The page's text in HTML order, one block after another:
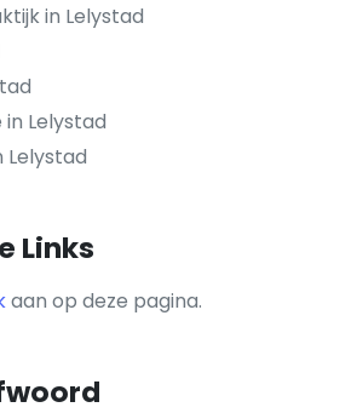
in Lelystad
Lelystad
Lelystad
Links
aan op deze pagina.